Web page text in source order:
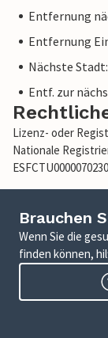
Entfernung
Entfernung
Nächste
Entf. zur
Lizenz- oder
Nationale
Brauchen
Wenn Sie die
finden können,